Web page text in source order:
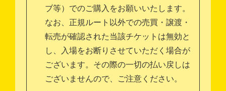
ブ等）でのご購入をお願いいたします。
なお、正規ルート以外での売買・譲渡・
転売が確認された当該チケットは無効と
し、入場をお断りさせていただく場合が
ございます。その際の一切の払い戻しは
ございませんので、ご注意ください。